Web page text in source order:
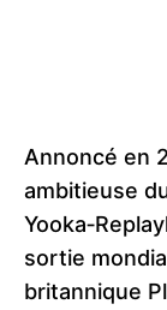
Annoncé en
ambitieuse
sortie
britannique